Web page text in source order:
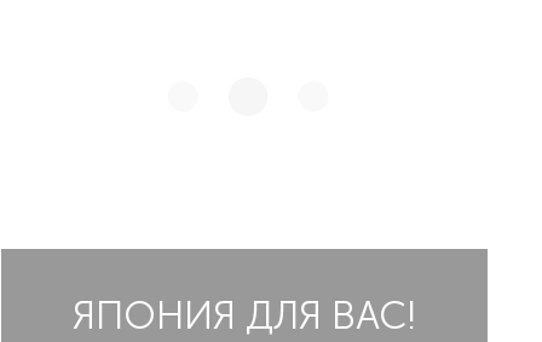
ЯПОНИЯ ДЛЯ ВАС!